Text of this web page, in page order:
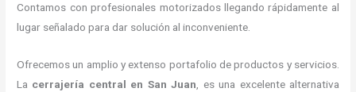
Contamos con profesionales motorizados llegando rápidamente al
lugar señalado para dar solución al inconveniente.
Ofrecemos un amplio y extenso portafolio de productos y servicios.
La cerrajería central en San Juan, es una excelente alternativa